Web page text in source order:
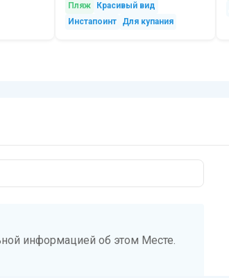
Пляж
Красивый вид
Инстапоинт
Для купания
информацией об этом Месте.